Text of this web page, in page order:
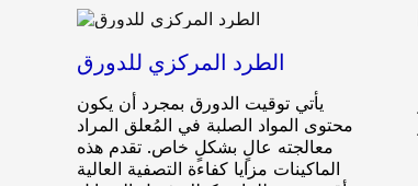
الطرد المركزي للدورق
يأتي توقيت الدورق بمجرد أن يكون
محتوى المواد الصلبة في المُعلق المراد
معالجته عالٍ بشكلٍ خاص. تقدم هذه
الماكينات مزايا كفاءة التصفية العالية